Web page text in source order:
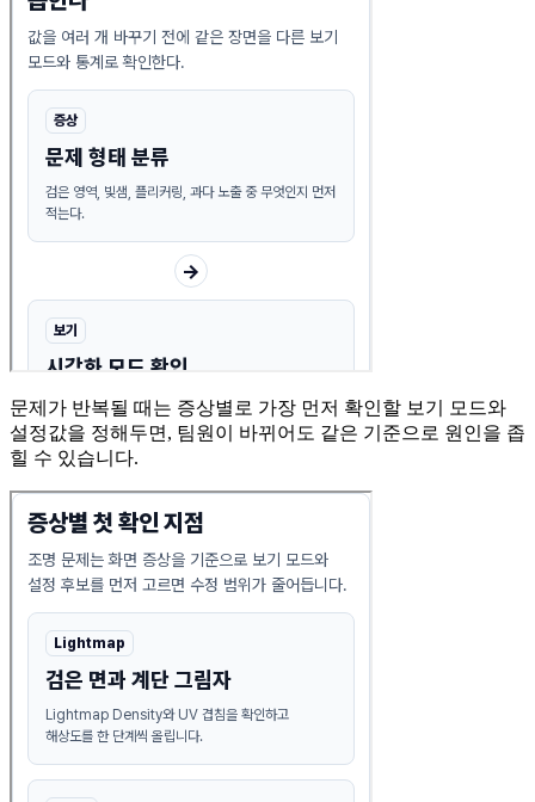
문제가 반복될 때는 증상별로 가장 먼저 확인할 보기 모드와
설정값을 정해두면, 팀원이 바뀌어도 같은 기준으로 원인을 좁
힐 수 있습니다.